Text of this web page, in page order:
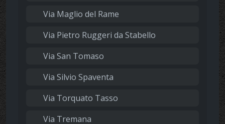
Via Maglio del Rame
Via Pietro Ruggeri da Stabello
Via San Tomaso
Via Silvio Spaventa
Via Torquato Tasso
Via Tremana